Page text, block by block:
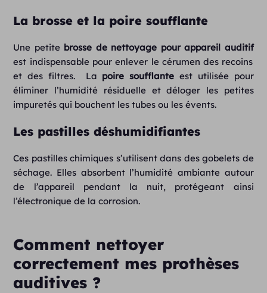
La brosse et la poire soufflante
Une petite brosse de nettoyage pour appareil auditif
est indispensable pour enlever le cérumen des recoins
et des filtres. La poire soufflante est utilisée pour
éliminer l’humidité résiduelle et déloger les petites
impuretés qui bouchent les tubes ou les évents.
Les pastilles déshumidifiantes
Ces pastilles chimiques s’utilisent dans des gobelets de
séchage. Elles absorbent l’humidité ambiante autour
de l’appareil pendant la nuit, protégeant ainsi
l’électronique de la corrosion.
Comment nettoyer
correctement mes prothèses
auditives ?